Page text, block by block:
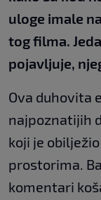
uloge imale
tog filma.
pojavljuje,
Ova duhovita
najpoznatijih
koji je
prostorima.
komentari